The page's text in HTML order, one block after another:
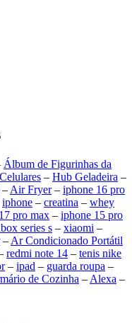
Álbum de Figurinhas da
– Hub Geladeira –
– Air Fryer– iphone 16 pro
iphone – creatina – whey
pro max – iphone 15 pro
series s – xiaomi –
– Ar Condicionado Portátil
redmi note 14 – tenis nike
– ipad – guarda roupa –
de Cozinha – Alexa –